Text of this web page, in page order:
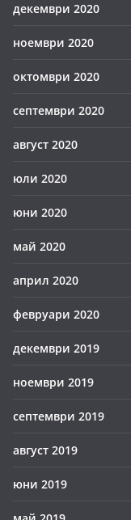
декември 2020
ноември 2020
октомври 2020
септември 2020
август 2020
юли 2020
юни 2020
май 2020
април 2020
февруари 2020
декември 2019
ноември 2019
септември 2019
август 2019
юни 2019